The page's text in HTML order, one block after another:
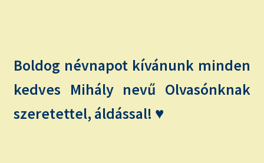
ÍRJ NEKEM!
IRATKOZZ FEL A VIDEÓ CSATORNÁNKRA!
TAROT ELEMZÉS MEGRENDELÉSE LIMITÁLT!
Boldog névnapot kívánunk minden
kedves Mihály nevű Olvasónknak
szeretettel, áldással! ♥